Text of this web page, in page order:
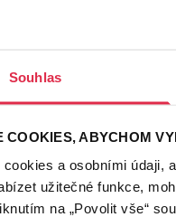
Souhlas
COOKIES, ABYCHOM
cookies a osobními údaji,
užitečné funkce,
na „Povolit vše“